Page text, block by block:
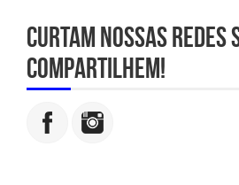
Curtam nossas redes
compartilhem!